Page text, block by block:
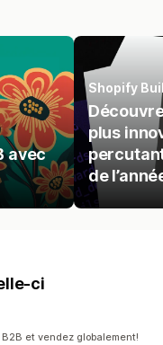
avec
Shopify
plus
de
ci
et vendez globalement!